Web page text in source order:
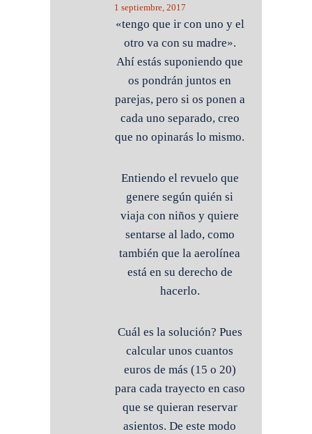
1 septiembre, 2017
«tengo que ir con uno y el
otro va con su madre».
Ahí estás suponiendo que
os pondrán juntos en
parejas, pero si os ponen a
cada uno separado, creo
que no opinarás lo mismo.
Entiendo el revuelo que
genere según quién si
viaja con niños y quiere
sentarse al lado, como
también que la aerolínea
está en su derecho de
hacerlo.
Cuál es la solución? Pues
calcular unos cuantos
euros de más (15 o 20)
para cada trayecto en caso
que se quieran reservar
asientos. De este modo